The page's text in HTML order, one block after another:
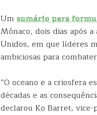
Um sumário para
Mônaco, dois dias após
Unidos, em que líderes
ambiciosas para
“O oceano e a criosfera
décadas e as
declarou Ko Barret, vice-